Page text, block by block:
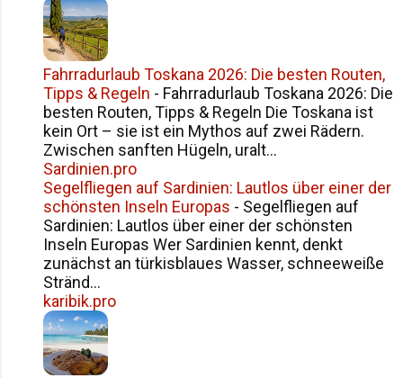
Fahrradurlaub Toskana 2026: Die besten Routen,
Tipps & Regeln - Fahrradurlaub Toskana 2026: Die
besten Routen, Tipps & Regeln Die Toskana ist
kein Ort – sie ist ein Mythos auf zwei Rädern.
Zwischen sanften Hügeln, uralt...
Sardinien.pro
Segelfliegen auf Sardinien: Lautlos über einer der
schönsten Inseln Europas - Segelfliegen auf
Sardinien: Lautlos über einer der schönsten
Inseln Europas Wer Sardinien kennt, denkt
zunächst an türkisblaues Wasser, schneeweiße
Stränd...
karibik.pro